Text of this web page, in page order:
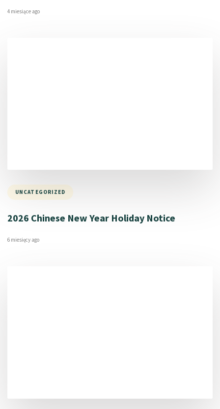
4 miesiące ago
UNCATEGORIZED
2026 Chinese New Year Holiday Notice
6 miesięcy ago